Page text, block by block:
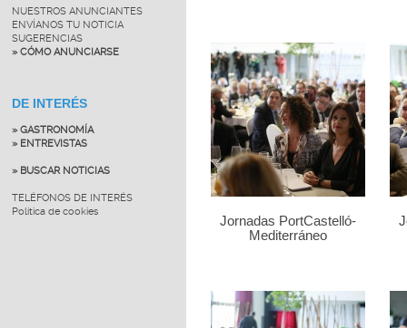
NUESTROS ANUNCIANTES
ENVÍANOS TU NOTICIA
SUGERENCIAS
» CÓMO ANUNCIARSE
DE INTERÉS
» GASTRONOMÍA
» ENTREVISTAS
» BUSCAR NOTICIAS
TELÉFONOS DE INTERÉS
Política de cookies
Jornadas PortCastelló-
Mediterráneo